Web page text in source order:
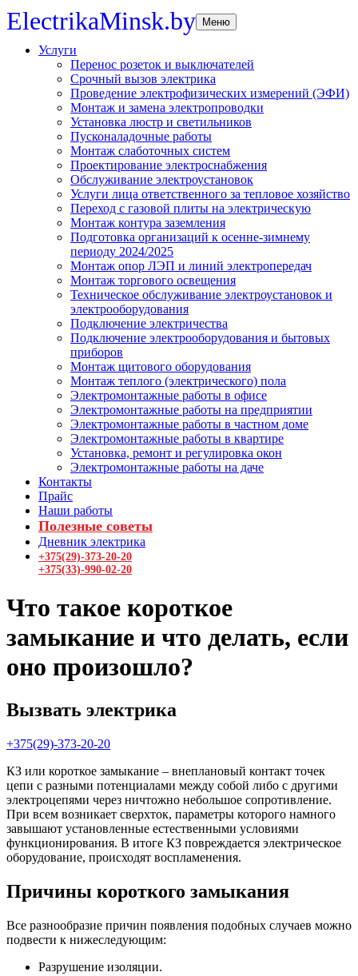
ElectrikaMinsk.by Меню
Услуги
Перенос розеток и выключателей
Срочный вызов электрика
Проведение электрофизических измерений (ЭФИ)
Монтаж и замена электропроводки
Установка люстр и светильников
Пусконаладочные работы
Монтаж слаботочных систем
Проектирование электроснабжения
Обслуживание электроустановок
Услуги лица ответственного за тепловое хозяйство
Переход с газовой плиты на электрическую
Монтаж контура заземления
Подготовка организаций к осенне-зимнему
периоду 2024/2025
Монтаж опор ЛЭП и линий электропередач
Монтаж торгового освещения
Техническое обслуживание электроустановок и
электрооборудования
Подключение электричества
Подключение электрооборудования и бытовых
приборов
Монтаж щитового оборудования
Монтаж теплого (электрического) пола
Электромонтажные работы в офисе
Электромонтажные работы на предприятии
Электромонтажные работы в частном доме
Электромонтажные работы в квартире
Установка, ремонт и регулировка окон
Электромонтажные работы на даче
Контакты
Прайс
Наши работы
Полезные советы
Дневник электрика
+375(29)-373-20-20
+375(33)-990-02-20
Что такое короткое
замыкание и что делать, если
оно произошло?
Вызвать электрика
+375(29)-373-20-20
КЗ или короткое замыкание – внеплановый контакт точек
цепи с разными потенциалами между собой либо с другими
электроцепями через ничтожно небольшое сопротивление.
При всем возникает сверхток, параметры которого намного
завышают установленные естественными условиями
функционирования. В итоге КЗ повреждается электрическое
оборудование, происходят воспламенения.
Причины короткого замыкания
Все разнообразие причин появления подобных случаев можно
подвести к нижеследующим:
Разрушение изоляции.